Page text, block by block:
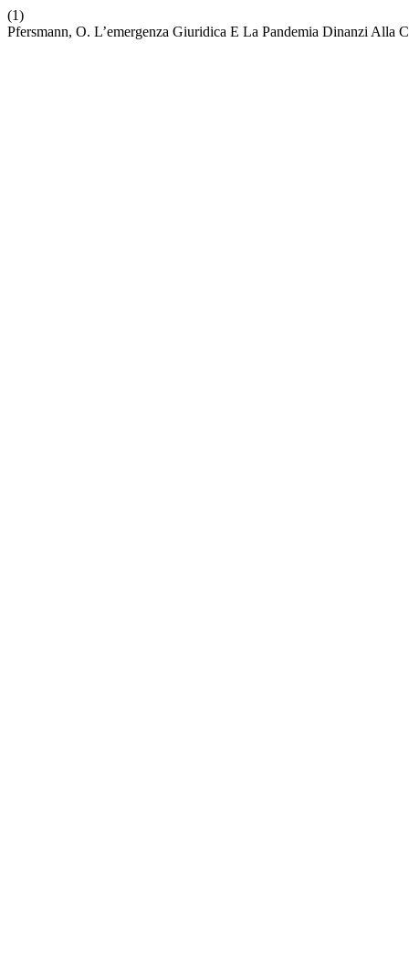
(1)
Pfersmann, O. L’emergenza Giuridica E La Pandemia Dinanzi